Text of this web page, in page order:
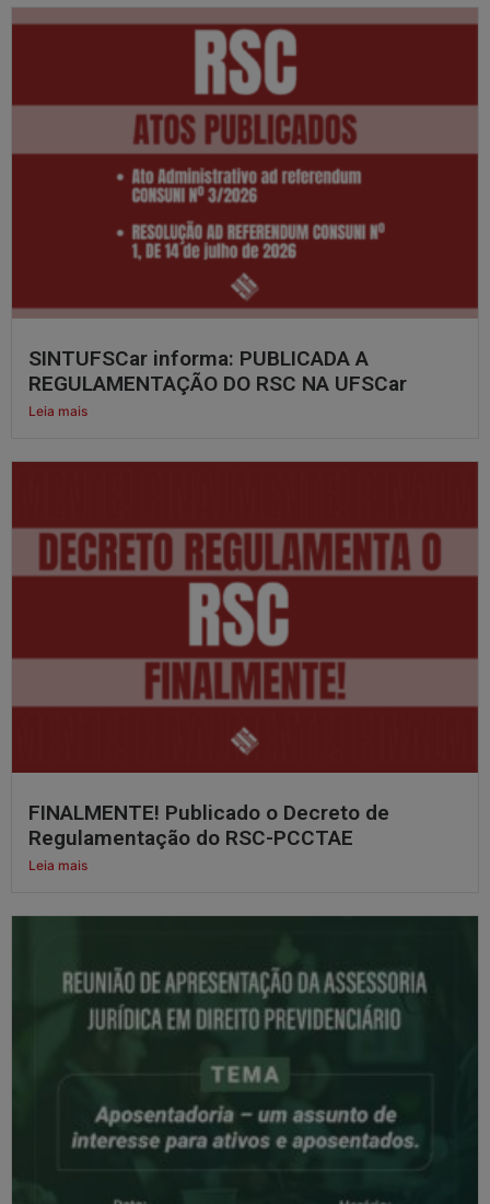
SINTUFSCar informa: PUBLICADA A
REGULAMENTAÇÃO DO RSC NA UFSCar
Leia mais
FINALMENTE! Publicado o Decreto de
Regulamentação do RSC-PCCTAE
Leia mais